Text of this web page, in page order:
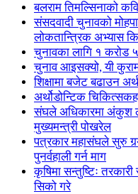
बलराम तिमल्सिनाको
संसदवादी चुनावको
लोकतान्त्रिक अभ्यास
चुनावका लागि १ करोड
चुनाव आइसक्यो, यी
शिक्षामा बजेट बढाउन
अर्थोडोन्टिक
संघले अधिकारमा अंकुश
मुख्यमन्त्री पोखरेल
पत्रकार महासंघले सुरु
पुनर्वहाली गर्न माग
कृषिमा सन्तुष्टिः
सिको गरे